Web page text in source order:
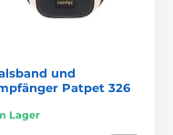
und
Patpet 326
Lager